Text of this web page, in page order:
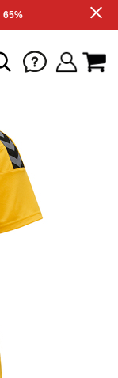
65%